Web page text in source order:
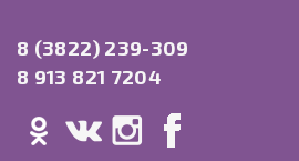
8 (3822) 239-309
8 913 821 7204